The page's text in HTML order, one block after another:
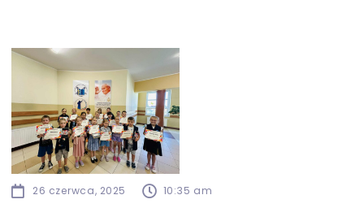
26 czerwca, 2025 10:35 am